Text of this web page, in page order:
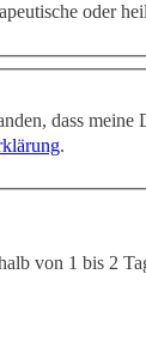
oder
dass
.
von 1 bis 2